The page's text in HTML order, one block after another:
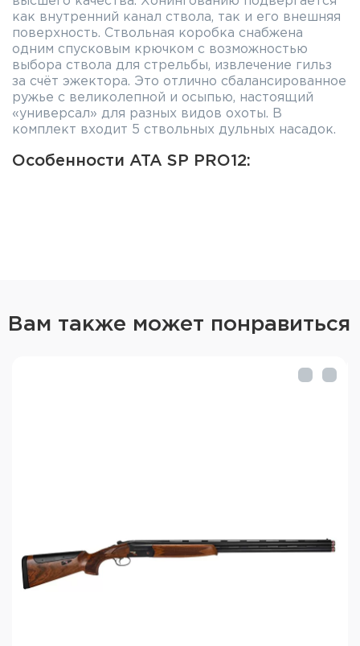
как внутренний канал ствола, так и его внешняя
поверхность. Ствольная коробка снабжена
одним спусковым крючком с возможностью
выбора ствола для стрельбы, извлечение гильз
за счёт эжектора. Это отлично сбалансированное
ружье с великолепной и осыпью, настоящий
«универсал» для разных видов охоты. В
комплект входит 5 ствольных дульных насадок.
Особенности ATA SP PRO12:
Вам также может понравиться